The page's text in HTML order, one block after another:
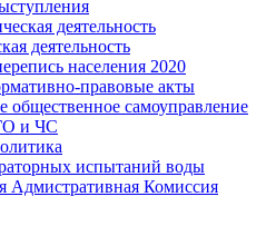
деятельность
деятельность
населения 2020
правовые акты
общественное самоуправление
и ЧС
испытаний воды
Адмистративная Комиссия